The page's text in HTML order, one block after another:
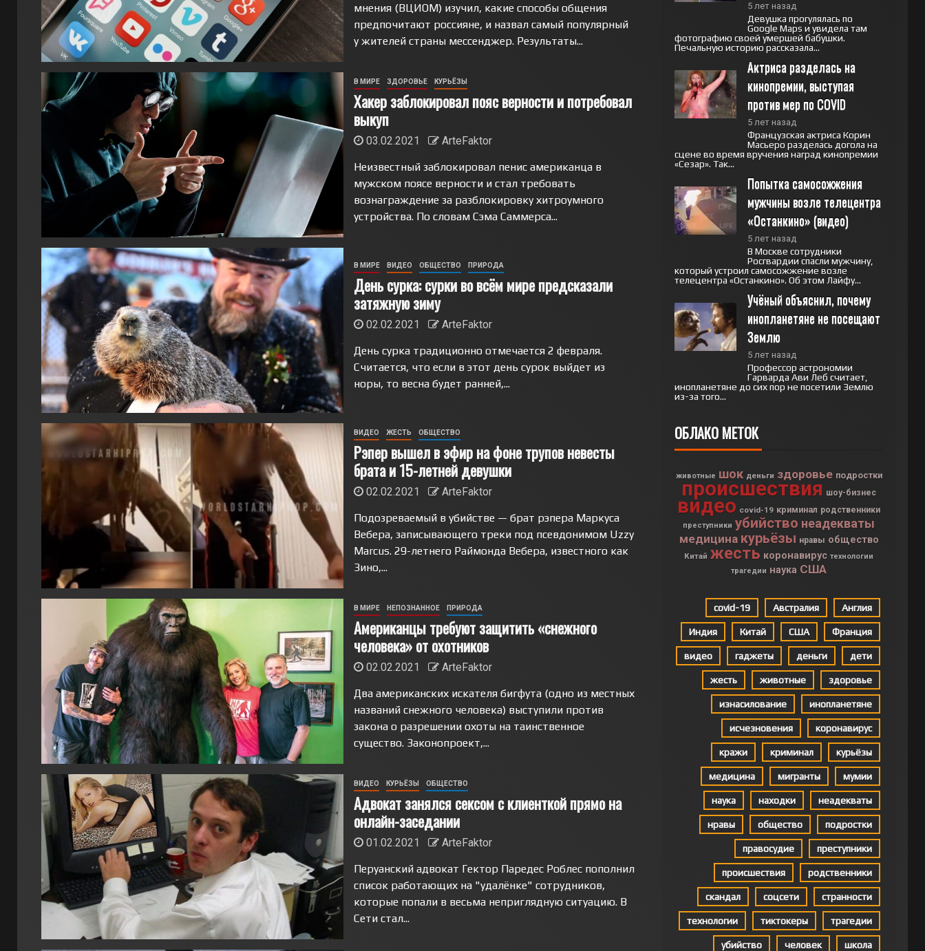
мнения (ВЦИОМ) изучил, какие способы общения
предпочитают россияне, и назвал самый популярный
у жителей страны мессенджер. Результаты...
В МИРЕ ЗДОРОВЬЕ КУРЬЁЗЫ
Хакер заблокировал пояс верности и потребовал
выкуп
03.02.2021
ArteFaktor
Неизвестный заблокировал пенис американца в
мужском поясе верности и стал требовать
вознаграждение за разблокировку хитроумного
устройства. По словам Сэма Саммерса...
В МИРЕ ВИДЕО ОБЩЕСТВО ПРИРОДА
День сурка: сурки во всём мире предсказали
затяжную зиму
02.02.2021
ArteFaktor
День сурка традиционно отмечается 2 февраля.
Считается, что если в этот день сурок выйдет из
норы, то весна будет ранней,...
ВИДЕО ЖЕСТЬ ОБЩЕСТВО
Рэпер вышел в эфир на фоне трупов невесты
брата и 15-летней девушки
02.02.2021
ArteFaktor
Подозреваемый в убийстве — брат рэпера Маркуса
Вебера, записывающего треки под псевдонимом Uzzy
Marcus. 29-летнего Раймонда Вебера, известного как
Зино,...
В МИРЕ НЕПОЗНАННОЕ ПРИРОДА
Американцы требуют защитить «снежного
человека» от охотников
02.02.2021
ArteFaktor
Два американских искателя бигфута (одно из местных
названий снежного человека) выступили против
закона о разрешении охоты на таинственное
существо. Законопроект,...
ВИДЕО КУРЬЁЗЫ ОБЩЕСТВО
Адвокат занялся сексом с клиенткой прямо на
онлайн-заседании
01.02.2021
ArteFaktor
Перуанский адвокат Гектор Паредес Роблес пополнил
список работающих на "удалёнке" сотрудников,
которые попали в весьма неприглядную ситуацию. В
Сети стал...
5 лет назад
Девушка прогулялась по
Google Maps и увидела там
фотографию своей умершей бабушки.
Печальную историю рассказала...
Актриса разделась на
кинопремии, выступая
против мер по COVID
5 лет назад
Французская актриса Корин
Масьеро разделась догола на
сцене во время вручения наград кинопремии
«Сезар». Так...
Попытка самосожжения
мужчины возле телецентра
«Останкино» (видео)
5 лет назад
В Москве сотрудники
Росгвардии спасли мужчину,
который устроил самосожжение возле
телецентра «Останкино». Об этом Лайфу...
Учёный объяснил, почему
инопланетяне не посещают
Землю
5 лет назад
Профессор астрономии
Гарварда Ави Леб считает,
инопланетяне до сих пор не посетили Землю
из-за того...
ОБЛАКО МЕТОК
животные шок деньги здоровье подростки
происшествия шоу-бизнес
видео covid-19 криминал родственники
преступники убийство неадекваты
медицина курьёзы нравы общество
Китай жесть коронавирус технологии
трагедии наука США
covid-19 Австралия Англия
Индия Китай США Франция
видео гаджеты деньги дети
жесть животные здоровье
изнасилование инопланетяне
исчезновения коронавирус
кражи криминал курьёзы
медицина мигранты мумии
наука находки неадекваты
нравы общество подростки
правосудие преступники
происшествия родственники
скандал соцсети странности
технологии тиктокеры трагедии
убийство человек школа